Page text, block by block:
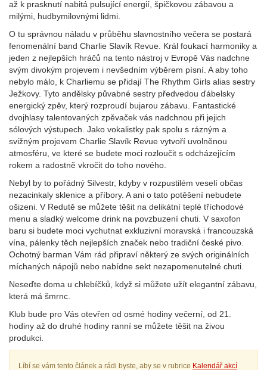
až k prasknutí nabitá pulsující energií, špičkovou zábavou a
milými, hudbymilovnými lidmi.
O tu správnou náladu v průběhu slavnostního večera se postará
fenomenální band Charlie Slavík Revue. Král foukací harmoniky a
jeden z nejlepších hráčů na tento nástroj v Evropě Vás nadchne
svým divokým projevem i nevšedním výběrem písní. A aby toho
nebylo málo, k Charliemu se přidají The Rhythm Girls alias sestry
Ježkovy. Tyto andělsky půvabné sestry předvedou ďábelsky
energický zpěv, který rozproudí bujarou zábavu. Fantastické
dvojhlasy talentovaných zpěvaček vás nadchnou při jejich
sólových výstupech. Jako vokalistky pak spolu s rázným a
svižným projevem Charlie Slavík Revue vytvoří uvolněnou
atmosféru, ve které se budete moci rozloučit s odcházejícím
rokem a radostně vkročit do toho nového.
Nebyl by to pořádný Silvestr, kdyby v rozpustilém veselí občas
nezacinkaly sklenice a příbory. A ani o tato potěšení nebudete
ošizeni. V Redutě se můžete těšit na delikátní teplé tříchodové
menu a sladký welcome drink na povzbuzení chuti. V saxofon
baru si budete moci vychutnat exkluzivní moravská i francouzská
vína, pálenky těch nejlepších značek nebo tradiční české pivo.
Ochotný barman Vám rád připraví některý ze svých originálních
míchaných nápojů nebo nabídne sekt nezapomenutelné chuti.
Neseďte doma u chlebíčků, když si můžete užít elegantní zábavu,
která má šmrnc.
Klub bude pro Vás otevřen od osmé hodiny večerní, od 21.
hodiny až do druhé hodiny ranní se můžete těšit na živou
produkci.
Líbí se vám tento článek a rádi byste, aby se v rubrice Kalendář akcí